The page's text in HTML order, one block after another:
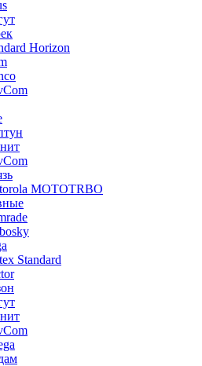
Horizon
MOTOTRBO
Standard